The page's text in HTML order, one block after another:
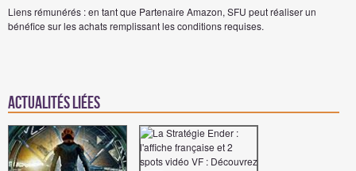
Liens rémunérés : en tant que Partenaire Amazon, SFU peut réaliser un
bénéfice sur les achats remplissant les conditions requises.
Actualités Liées